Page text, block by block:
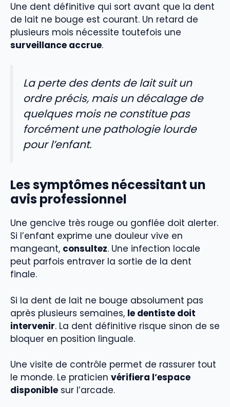
Une dent définitive qui sort avant que la dent
de lait ne bouge est courant. Un retard de
plusieurs mois nécessite toutefois une
surveillance accrue.
La perte des dents de lait suit un
ordre précis, mais un décalage de
quelques mois ne constitue pas
forcément une pathologie lourde
pour l’enfant.
Les symptômes nécessitant un
avis professionnel
Une gencive très rouge ou gonflée doit alerter.
Si l’enfant exprime une douleur vive en
mangeant, consultez. Une infection locale
peut parfois entraver la sortie de la dent
finale.
Si la dent de lait ne bouge absolument pas
après plusieurs semaines, le dentiste doit
intervenir. La dent définitive risque sinon de se
bloquer en position linguale.
Une visite de contrôle permet de rassurer tout
le monde. Le praticien vérifiera l’espace
disponible sur l’arcade.